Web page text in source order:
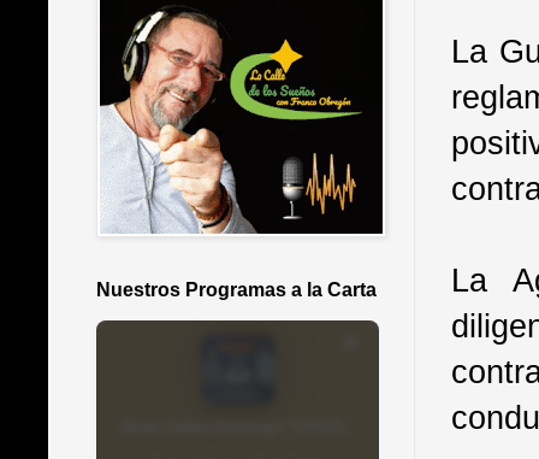
La
La
Nuestros Programas a la Carta